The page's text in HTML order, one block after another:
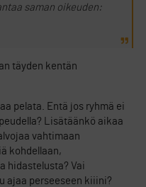
saman oikeuden:
täyden kentän
pelata. Entä jos ryhmä ei
Lisätäänkö aikaa
vahtimaan
kohdellaan,
hidastelusta? Vai
ajaa perseeseen kiiini?